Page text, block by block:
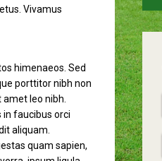
Vivamus
himenaeos. Sed
porttitor nibh non
leo nibh.
in faucibus orci
aliquam.
quam sapien,